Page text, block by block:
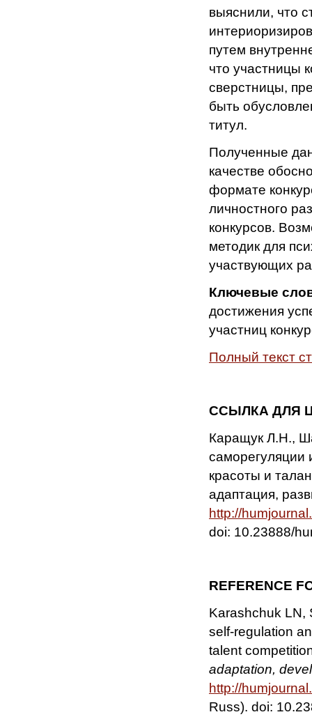
выяснили, что
путем
что участницы
сверстницы,
быть
титул.
Полученные
качестве
формате
личностного
конкурсов.
методик для
участвующих
Ключевые
достижения
участниц
Полный текст
ССЫЛКА ДЛЯ
Каращук Л.Н.,
саморегуляции
красоты и
адаптация,
http://
doi: 10.23888/
REFERENCE
Karashchuk LN,
self-regulation
talent
adaptation,
http://
Russ). doi: